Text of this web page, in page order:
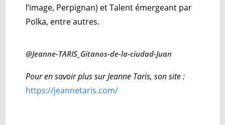
l’image, Perpignan) et Talent émergeant par
Polka, entre autres.
@Jeanne-TARIS_Gitanos-de-la-ciudad-Juan
Pour en savoir plus sur Jeanne Taris, son site :
https://jeannetaris.com/